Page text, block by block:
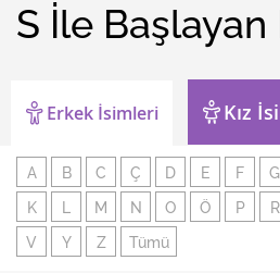
S İle Başlayan
Erkek İsimleri Kız
A B C Ç D E F G
K
M N O Ö P R
V
Y Z Tümü